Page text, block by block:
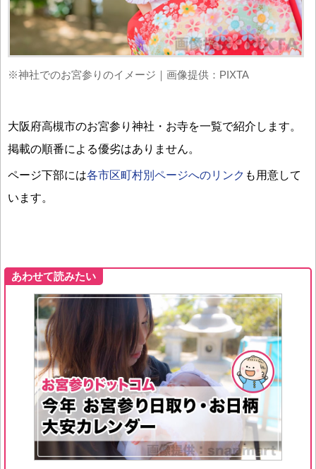
※神社でのお宮参りのイメージ｜画像提供：PIXTA
大阪府高槻市のお宮参り神社・お寺を一覧で紹介します。
掲載の順番による優劣はありません。
ページ下部には各市区町村別ページへのリンク も用意して
います。
あわせて読みたい